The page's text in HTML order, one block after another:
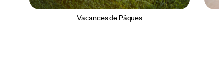
Vacances de Pâques